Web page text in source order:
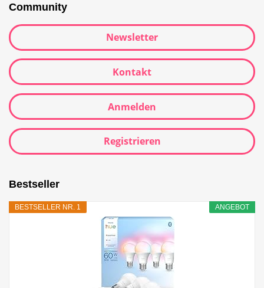
Community
Newsletter
Kontakt
Anmelden
Registrieren
Bestseller
ANGEBOT
BESTSELLER NR. 1